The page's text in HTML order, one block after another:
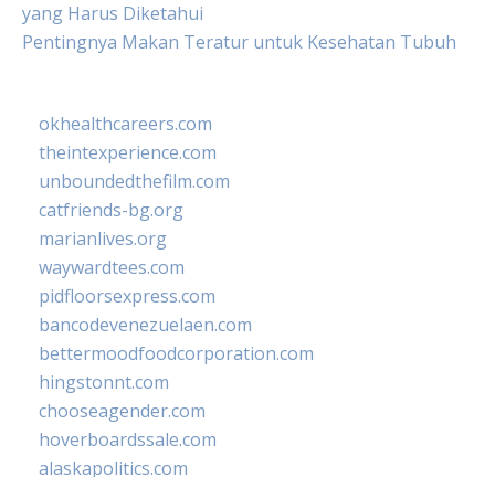
yang Harus Diketahui
Pentingnya Makan Teratur untuk Kesehatan Tubuh
okhealthcareers.com
theintexperience.com
unboundedthefilm.com
catfriends-bg.org
marianlives.org
waywardtees.com
pidfloorsexpress.com
bancodevenezuelaen.com
bettermoodfoodcorporation.com
hingstonnt.com
chooseagender.com
hoverboardssale.com
alaskapolitics.com